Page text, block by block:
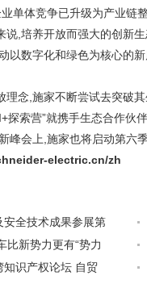
单体竞争已升级为产业链
说,培养开放而强大的创新
以数字化和绿色为核心的
理念,施家不断尝试去突破
探索营”就携手生态合作
峰会上,施家也将启动第六
electric.cn/zh
全技术成果参展第
比新势力更有“势力
识产权论坛 自贸